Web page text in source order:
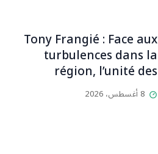
إقفاله لكنه لم يستطع لأنه
بيت رسالة وتاريخ وإيمان وقيم
مستمرة (صور وVideo)
Tony Frangié : Face aux
turbulences dans la
région, l’unité des
Libanais est primordiale
L’OLJ / Par Scarlett
8 أغسطس، 2026